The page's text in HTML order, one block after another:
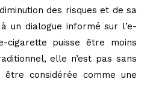
des risques et de sa
un dialogue informé sur l’e-
cigarette puisse être moins
elle n’est pas sans
considérée comme une